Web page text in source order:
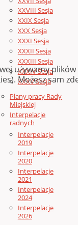
XXVIII Sesja
XXIX Sesja
XXX Sesja
XXXI Sesja
XXXII Sesja
XXXIII Sesja
XXXIV Sesja
XXXV Sesja
Plany pracy Rady
Miejskiej
Interpelacje
radnych
Interpelacje
2019
Interpelacje
2020
Interpelacje
2021
Interpelacje
2024
Interpelacje
2026
używamy
Możesz sam